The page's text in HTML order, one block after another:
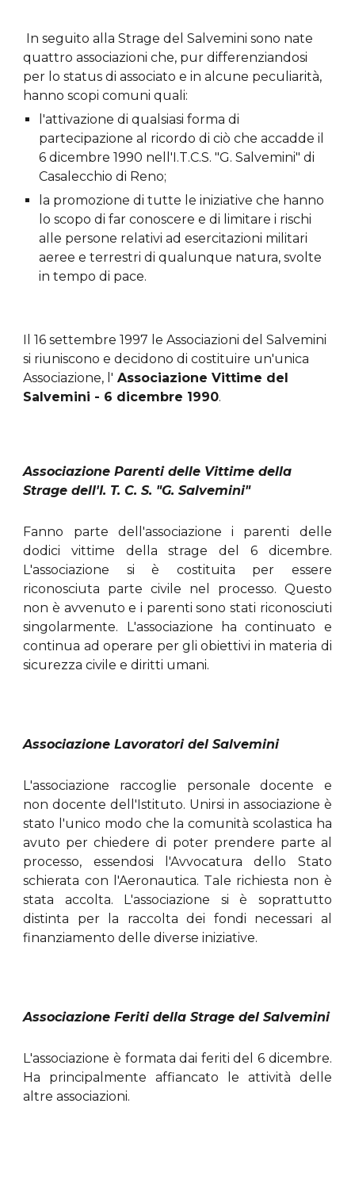
In seguito alla Strage del Salvemini sono nate
quattro associazioni che, pur differenziandosi
per lo status di associato e in alcune peculiarità,
hanno scopi comuni quali:
l'attivazione di qualsiasi forma di
partecipazione al ricordo di ciò che accadde il
6 dicembre 1990 nell'I.T.C.S. "G. Salvemini" di
Casalecchio di Reno;
la promozione di tutte le iniziative che hanno
lo scopo di far conoscere e di limitare i rischi
alle persone relativi ad esercitazioni militari
aeree e terrestri di qualunque natura, svolte
in tempo di pace.
Il 16 settembre 1997 le Associazioni del Salvemini
si riuniscono e decidono di costituire un'unica
Associazione, l' Associazione Vittime del
Salvemini - 6 dicembre 1990.
Associazione Parenti delle Vittime della
Strage dell'I. T. C. S. "G. Salvemini"
Fanno parte dell'associazione i parenti delle
dodici vittime della strage del 6 dicembre.
L'associazione si è costituita per essere
riconosciuta parte civile nel processo. Questo
non è avvenuto e i parenti sono stati riconosciuti
singolarmente. L'associazione ha continuato e
continua ad operare per gli obiettivi in materia di
sicurezza civile e diritti umani.
Associazione Lavoratori del Salvemini
L'associazione raccoglie personale docente e
non docente dell'Istituto. Unirsi in associazione è
stato l'unico modo che la comunità scolastica ha
avuto per chiedere di poter prendere parte al
processo, essendosi l'Avvocatura dello Stato
schierata con l'Aeronautica. Tale richiesta non è
stata accolta. L'associazione si è soprattutto
distinta per la raccolta dei fondi necessari al
finanziamento delle diverse iniziative.
Associazione Feriti della Strage del Salvemini
L'associazione è formata dai feriti del 6 dicembre.
Ha principalmente affiancato le attività delle
altre associazioni.